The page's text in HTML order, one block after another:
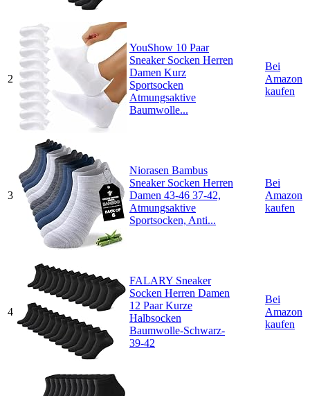
2
YouShow 10 Paar
Sneaker Socken Herren
Damen Kurz
Sportsocken
Atmungsaktive
Baumwolle...
Bei
Amazon
kaufen
3
Niorasen Bambus
Sneaker Socken Herren
Damen 43-46 37-42,
Atmungsaktive
Sportsocken, Anti...
Bei
Amazon
kaufen
4
FALARY Sneaker
Socken Herren Damen
12 Paar Kurze
Halbsocken
Baumwolle-Schwarz-
39-42
Bei
Amazon
kaufen